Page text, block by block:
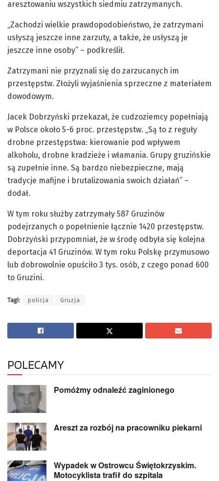
aresztowaniu wszystkich siedmiu zatrzymanych.
„Zachodzi wielkie prawdopodobieństwo, że zatrzymani
usłyszą jeszcze inne zarzuty, a także, że usłyszą je
jeszcze inne osoby” – podkreślił.
Zatrzymani nie przyznali się do zarzucanych im
przestępstw. Złożyli wyjaśnienia sprzeczne z materiałem
dowodowym.
Jacek Dobrzyński przekazał, że cudzoziemcy popełniają
w Polsce około 5-6 proc. przestępstw. „Są to z reguły
drobne przestępstwa: kierowanie pod wpływem
alkoholu, drobne kradzieże i włamania. Grupy gruzińskie
są zupełnie inne. Są bardzo niebezpieczne, mają
tradycje mafijne i brutalizowania swoich działań” –
dodał.
W tym roku służby zatrzymały 587 Gruzinów
podejrzanych o popełnienie łącznie 1420 przestępstw.
Dobrzyński przypomniał, że w środę odbyła się kolejna
deportacja 41 Gruzinów. W tym roku Polskę przymusowo
lub dobrowolnie opuściło 3 tys. osób, z czego ponad 600
to Gruzini.
Tagi: policja Gruzja
POLECAMY
Pomóżmy odnaleźć zaginionego
Areszt za rozbój na pracowniku piekarni
Wypadek w Ostrowcu Świętokrzyskim.
Motocyklista trafił do szpitala